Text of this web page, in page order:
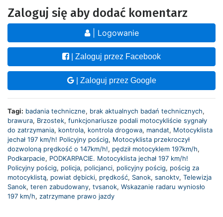
Zaloguj się aby dodać komentarz
| Logowanie
| Zaloguj przez Facebook
| Zaloguj przez Google
Tagi: badania techniczne, brak aktualnych badań technicznych,
brawura, Brzostek, funkcjonariusze podali motocykliście sygnały
do zatrzymania, kontrola, kontrola drogowa, mandat, Motocyklista
jechał 197 km/h! Policyjny pościg, Motocyklista przekroczył
dozwoloną prędkość o 147km/h!, pędził motocyklem 197km/h,
Podkarpacie, PODKARPACIE. Motocyklista jechał 197 km/h!
Policyjny pościg, policja, policjanci, policyjny pościg, pościg za
motocyklistą, powiat dębicki, prędkość, Sanok, sanoktv, Telewizja
Sanok, teren zabudowany, tvsanok, Wskazanie radaru wyniosło
197 km/h, zatrzymane prawo jazdy